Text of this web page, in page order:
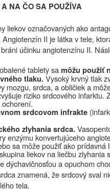
NA ČO SA POUŽÍVA
liekov označovaných ako
II je látka v tele,
účinku angiotenzínu II.
tablety samôžu použiť
tlaku.Vysoký krvný tlak
mozgu, srdca, a obličiek a
riziko srdcového
ochorení.
srdcovom infrakte
zlyhania srdca.
enzýmu konvertujúceho
sa môže použiť ako
liekov na liečbu zlyhania
dýchavičnosťou a opuchom
znamená, že srdcový sval
tela.